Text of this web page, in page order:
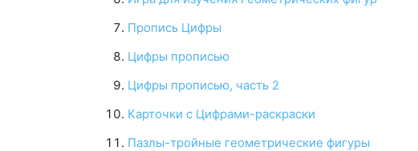
Пропись Цифры
Цифры прописью
Цифры прописью, часть 2
Карточки с Цифрами-раскраски
Пазлы-тройные геометрические фигуры